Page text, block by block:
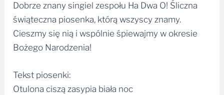
Dobrze znany singiel zespołu Ha Dwa O! Śliczna
świąteczna piosenka, którą wszyscy znamy.
Cieszmy się nią i wspólnie śpiewajmy w okresie
Bożego Narodzenia!
Tekst piosenki:
Otulona ciszą zasypia biała noc